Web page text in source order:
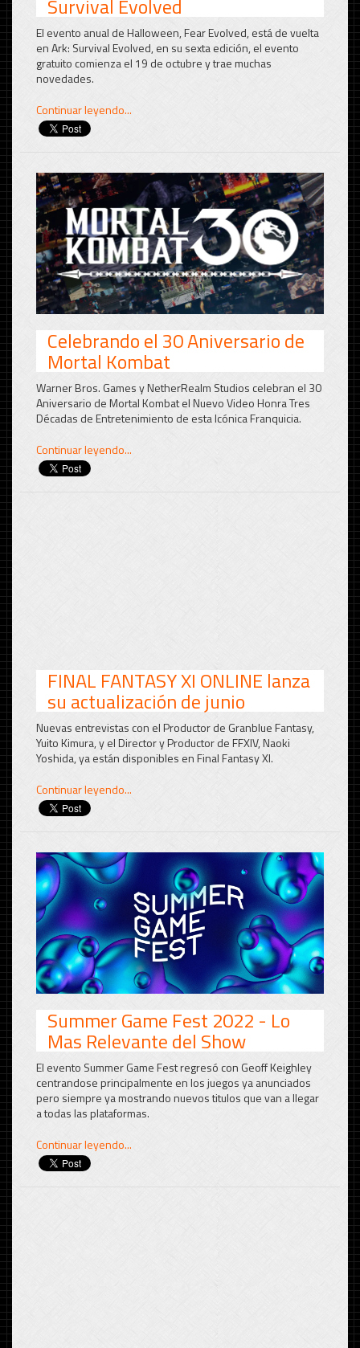
Survival Evolved
El evento anual de Halloween, Fear Evolved, está de vuelta
en Ark: Survival Evolved, en su sexta edición, el evento
gratuito comienza el 19 de octubre y trae muchas
novedades.
Continuar leyendo...
Celebrando el 30 Aniversario de
Mortal Kombat
Warner Bros. Games y NetherRealm Studios celebran el 30
Aniversario de Mortal Kombat el Nuevo Video Honra Tres
Décadas de Entretenimiento de esta Icónica Franquicia.
Continuar leyendo...
FINAL FANTASY XI ONLINE lanza
su actualización de junio
Nuevas entrevistas con el Productor de Granblue Fantasy,
Yuito Kimura, y el Director y Productor de FFXIV, Naoki
Yoshida, ya están disponibles en Final Fantasy XI.
Continuar leyendo...
Summer Game Fest 2022 - Lo
Mas Relevante del Show
El evento Summer Game Fest regresó con Geoff Keighley
centrandose principalmente en los juegos ya anunciados
pero siempre ya mostrando nuevos titulos que van a llegar
a todas las plataformas.
Continuar leyendo...